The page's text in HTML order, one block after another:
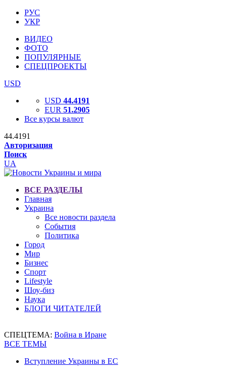
РУС
УКР
ВИДЕО
ФОТО
ПОПУЛЯРНЫЕ
СПЕЦПРОЕКТЫ
USD
USD 44.4191
EUR 51.2905
Все курсы валют
44.4191
Авторизация
Поиск
UA
ВСЕ РАЗДЕЛЫ
Главная
Украина
Все новости раздела
События
Политика
Город
Мир
Бизнес
Спорт
Lifestyle
Шоу-биз
Наука
БЛОГИ ЧИТАТЕЛЕЙ
СПЕЦТЕМА: Война в Иране
ВСЕ ТЕМЫ
Вступление Украины в ЕС